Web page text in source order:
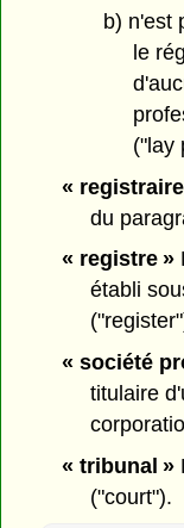
b) n'est
le
("lay
«
du
« registre »
établi
« société
titulaire
« tribunal »
("court").